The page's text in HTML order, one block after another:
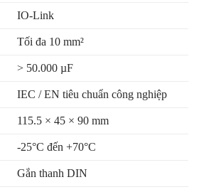
IO-Link
Tối đa 10 mm²
> 50.000 µF
IEC / EN tiêu chuẩn công nghiệp
115.5 × 45 × 90 mm
-25°C đến +70°C
Gắn thanh DIN